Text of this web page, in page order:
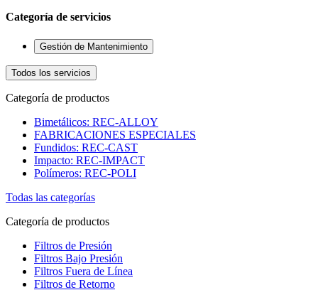
Categoría de servicios
Gestión de Mantenimiento
Todos los servicios
Categoría de productos
Bimetálicos: REC-ALLOY
FABRICACIONES ESPECIALES
Fundidos: REC-CAST
Impacto: REC-IMPACT
Polímeros: REC-POLI
Todas las categorías
Categoría de productos
Filtros de Presión
Filtros Bajo Presión
Filtros Fuera de Línea
Filtros de Retorno